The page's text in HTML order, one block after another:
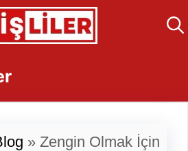
» Zengin Olmak İçin